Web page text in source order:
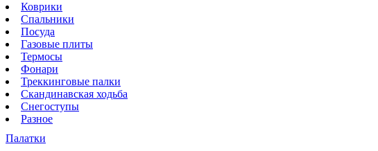
Коврики
Спальники
Посуда
Газовые плиты
Термосы
Фонари
Треккинговые палки
Скандинавская ходьба
Снегоступы
Разное
Палатки